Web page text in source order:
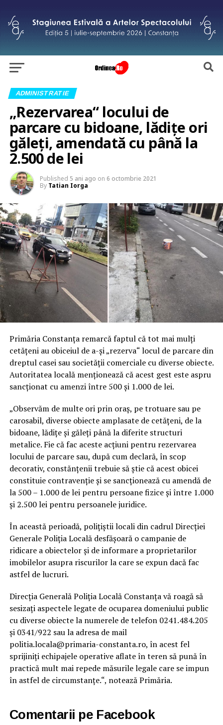
ADMINISTRATIE
„Rezervarea“ locului de
parcare cu bidoane, lădițe ori
găleți, amendată cu până la
2.500 de lei
Published 5 ani ago on 6 octombrie 2021
By Tatian Iorga
Primăria Constanța remarcă faptul că tot mai mulți
cetățeni au obiceiul de a-și „rezerva“ locul de parcare din
dreptul casei sau societății comerciale cu diverse obiecte.
Autoritatea locală menționează că acest gest este aspru
sancționat cu amenzi între 500 și 1.000 de lei.
„Observăm de multe ori prin oraș, pe trotuare sau pe
carosabil, diverse obiecte amplasate de cetățeni, de la
bidoane, lădițe și găleți până la diferite structuri
metalice. Fie că fac aceste acțiuni pentru rezervarea
locului de parcare sau, după cum declară, în scop
decorativ, constănțenii trebuie să știe că acest obicei
constituie contravenție și se sancționează cu amendă de
la 500 – 1.000 de lei pentru persoane fizice și între 1.000
și 2.500 lei pentru persoanele juridice.
În această perioadă, polițiștii locali din cadrul Direcției
Generale Poliția Locală desfășoară o campanie de
ridicare a obiectelor și de informare a proprietarilor
imobilelor asupra riscurilor la care se expun dacă fac
astfel de lucruri.
Direcția Generală Poliția Locală Constanța vă roagă să
sesizați aspectele legate de ocuparea domeniului public
cu diverse obiecte la numerele de telefon 0241.484.205
și 0341/922 sau la adresa de mail
politia.locala@primaria-constanta.ro, în acest fel
sprijiniți echipajele operative aflate în teren să pună în
practică mult mai repede măsurile legale care se impun
în astfel de circumstanțe.“, notează Primăria.
Comentarii pe Facebook